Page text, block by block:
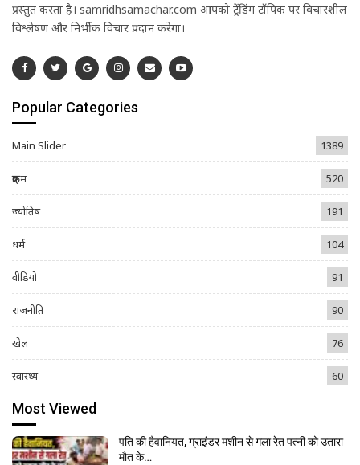
प्रस्तुत करता है। samridhsamachar.com आपको ट्रेंडिंग टॉपिक पर विचारशील
विश्लेषण और निर्भीक विचार प्रदान करेगा।
Popular Categories
Main Slider 1389
क्राइम 520
ज्योतिष 191
धर्म 104
वीडियो 91
राजनीति 90
खेल 76
स्वास्थ्य 60
Most Viewed
पति की हैवानियत, ग्राइंडर मशीन से गला रेत पत्नी को उतारा
मौत के…